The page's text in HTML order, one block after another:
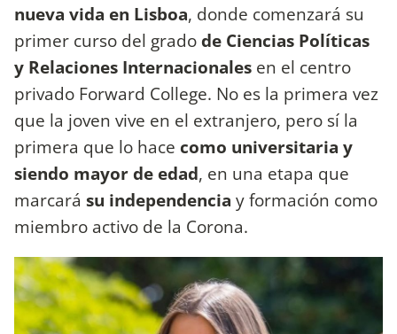
nueva vida en Lisboa, donde comenzará su
primer curso del gradode Ciencias Políticas
y Relaciones Internacionales en el centro
privado Forward College. No es la primera vez
que la joven vive en el extranjero, pero sí la
primera que lo hace como universitaria y
siendo mayor de edad, en una etapa que
marcará su independencia y formación como
miembro activo de la Corona.